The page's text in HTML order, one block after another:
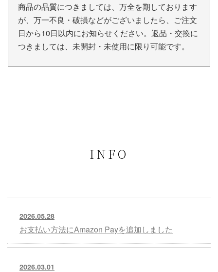
商品の品質につきましては、万全を期しております
が、万一不良・破損などがございましたら、ご注文
日から10日以内にお知らせください。返品・交換に
つきましては、未開封・未使用に限り可能です。
INFO
2026.05.28
お支払い方法にAmazon Payを追加しました
2026.03.01